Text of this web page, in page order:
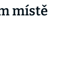
místě